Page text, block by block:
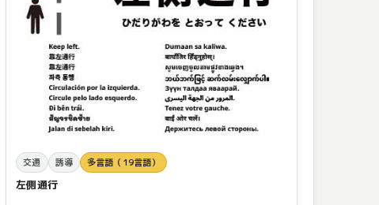
交通 誘導 多言語（19言語）
左側通行